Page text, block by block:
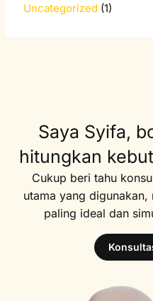
Uncategorized (1)
Saya Syifa,
hitungkan
Cukup beri tahu
utama yang
paling ideal dan